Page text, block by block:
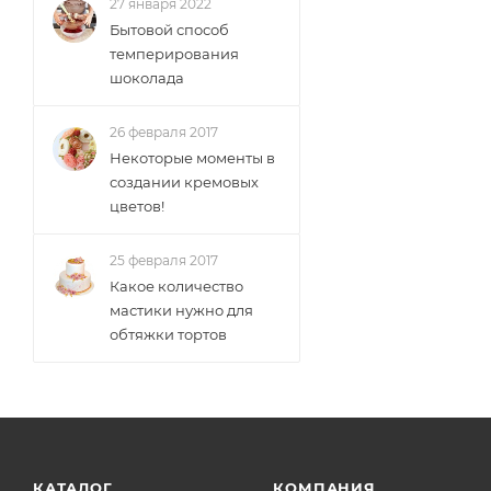
27 января 2022
Бытовой способ
темперирования
шоколада
26 февраля 2017
Некоторые моменты в
создании кремовых
цветов!
25 февраля 2017
Какое количество
мастики нужно для
обтяжки тортов